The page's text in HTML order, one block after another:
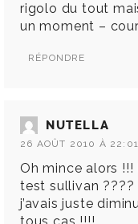
rigolo du tout
un moment –
RÉPONDRE
NUTELLA
26 AOÛT 2010 À 22:01
Oh mince alors
test sullivan ????
j’avais juste